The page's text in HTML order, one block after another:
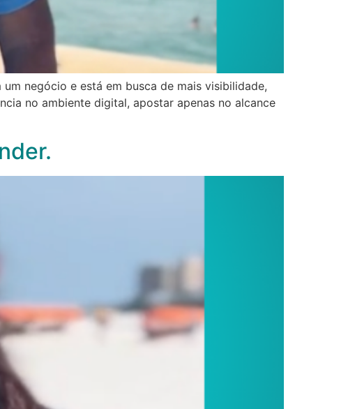
negócio e está em busca de mais visibilidade,
no ambiente digital, apostar apenas no alcance